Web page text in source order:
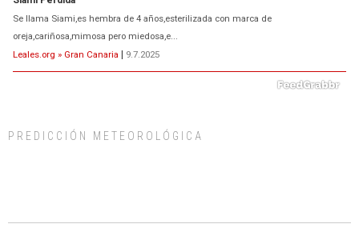
Se llama Siami,es hembra de 4 años,esterilizada con marca de
oreja,cariñosa,mimosa pero miedosa,e...
Leales.org » Gran Canaria
9.7.2025
días, ella incluida...
PREDICCIÓN METEOROLÓGICA